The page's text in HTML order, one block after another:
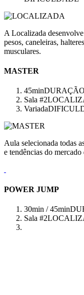
A Localizada
pesos, caneleiras,
musculares.
MASTER
45minDURAÇÃO
Sala #2
Variada
Aula selecionada todas
e tendências do mercado
POWER JUMP
30min / 45min
Sala #2